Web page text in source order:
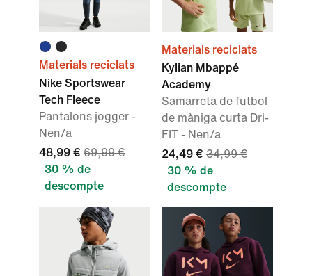
Materials reciclats
Nike Sportswear
Tech Fleece
Pantalons jogger -
Nen/a
48,99 € 69,99 €
30 % de
descompte
Materials reciclats
Kylian Mbappé
Academy
Samarreta de futbol
de màniga curta Dri-
FIT - Nen/a
24,49 € 34,99 €
30 % de
descompte